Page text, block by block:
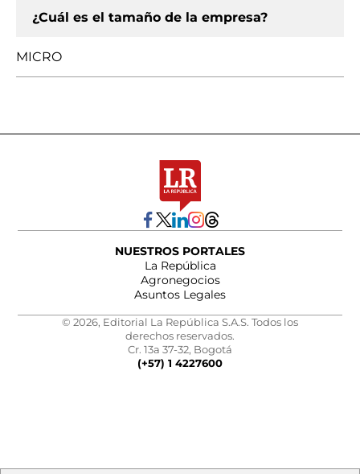
¿Cuál es el tamaño de la empresa?
MICRO
NUESTROS PORTALES
La República
Agronegocios
Asuntos Legales
© 2026, Editorial La República S.A.S. Todos los
derechos reservados.
Cr. 13a 37-32, Bogotá
(+57) 1 4227600